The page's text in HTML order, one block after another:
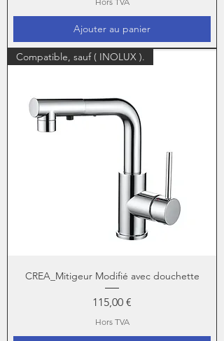
Ajouter au panier
Compatible, sauf ( INOLUX ).
CREA_Mitigeur Modifié avec douchette
Prix
115,00 €
Hors TVA